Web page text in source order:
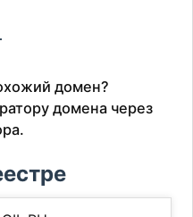
домен?
домена через